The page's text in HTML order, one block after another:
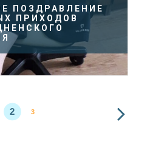
ПОЗДРАВЛЕНИЕ
ПРИХОДОВ
2 3